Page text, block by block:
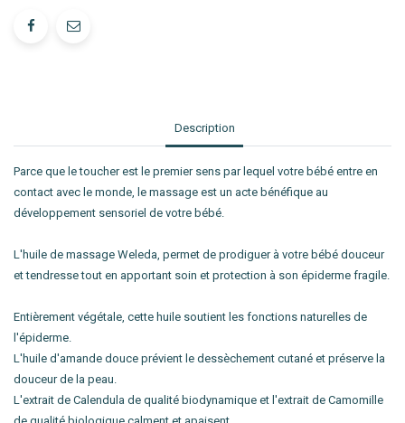
Description
Parce que le toucher est le premier sens par lequel votre bébé entre en
contact avec le monde, le massage est un acte bénéfique au
développement sensoriel de votre bébé.
L'huile de massage Weleda, permet de prodiguer à votre bébé douceur
et tendresse tout en apportant soin et protection à son épiderme fragile.
Entièrement végétale, cette huile soutient les fonctions naturelles de
l'épiderme.
L'huile d'amande douce prévient le dessèchement cutané et préserve la
douceur de la peau.
L'extrait de Calendula de qualité biodynamique et l'extrait de Camomille